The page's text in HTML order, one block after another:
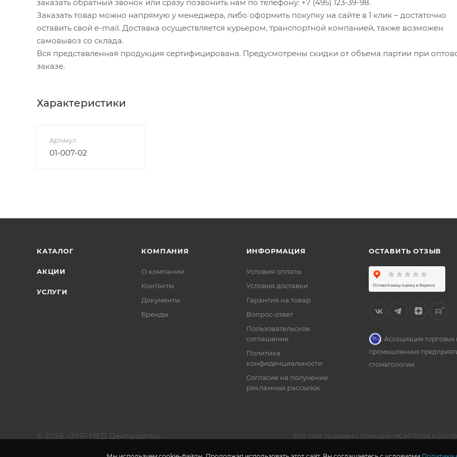
заказать обратный звонок или сразу позвонить нам по телефону: +7 (495) 123-39-98.
Заказать товар можно напрямую у менеджера, либо оформить покупку на сайте в 1 клик – достаточно
оставить свой e-mail. Доставка осуществляется курьером, транспортной компанией, также возможен
самовывоз со склада.
Вся представленная продукция сертифицирована. Предусмотрены скидки от объема партии при
заказе.
Характеристики
Артикул
01-007-02
КАТАЛОГ
АКЦИИ
УСЛУГИ
КОМПАНИЯ
О компании
Контакты
Документы
Бренды
ИНФОРМАЦИЯ
Условия оплаты
Условия доставки
Гарантия на товар
Вопрос-ответ
Пользовательское
соглашение
Политика
конфиденциальности
Согласие на получение
рекламных рассылок
ОСТАВИТЬ ОТЗЫВ
Ассоциация торговых
промышленных
стоматологии.
© 2026 «ЭУР-МЕД Денталдепо» Этот сайт защищен с помощью reCAPTCHA и